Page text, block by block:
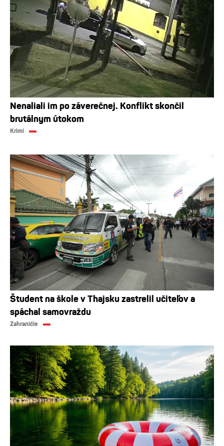
Nenaliali im po záverečnej. Konflikt skončil
brutálnym útokom
Krimi
Študent na škole v Thajsku zastrelil učiteľov a
spáchal samovraždu
Zahraničie